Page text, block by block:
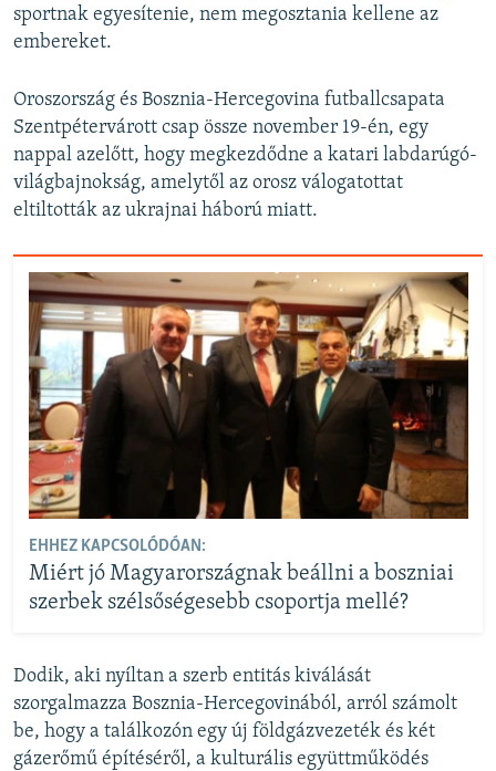
sportnak egyesítenie, nem megosztania kellene az
embereket.
Oroszország és Bosznia-Hercegovina futballcsapata
Szentpétervárott csap össze november 19-én, egy
nappal azelőtt, hogy megkezdődne a katari labdarúgó-
világbajnokság, amelytől az orosz válogatottat
eltiltották az ukrajnai háború miatt.
EHHEZ KAPCSOLÓDÓAN:
Miért jó Magyarországnak beállni a boszniai
szerbek szélsőségesebb csoportja mellé?
Dodik, aki nyíltan a szerb entitás kiválását
szorgalmazza Bosznia-Hercegovinából, arról számolt
be, hogy a találkozón egy új földgázvezeték és két
gázerőmű építéséről, a kulturális együttműködés